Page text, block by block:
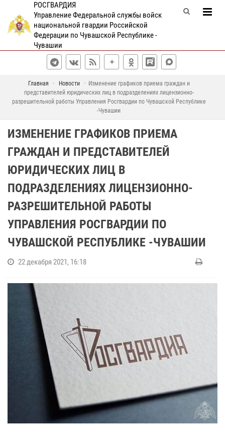
РОСГВАРДИЯ
Управление Федеральной службы войск
национальной гвардии Российской
Федерации по Чувашской Республике -
Чувашии
Главная Новости
Изменение графиков приема граждан и
представителей юридических лиц в подразделениях лицензионно-
разрешительной работы Управления Росгвардии по Чувашской Республике
-Чувашии
ИЗМЕНЕНИЕ ГРАФИКОВ ПРИЕМА
ГРАЖДАН И ПРЕДСТАВИТЕЛЕЙ
ЮРИДИЧЕСКИХ ЛИЦ В
ПОДРАЗДЕЛЕНИЯХ ЛИЦЕНЗИОННО-
РАЗРЕШИТЕЛЬНОЙ РАБОТЫ
УПРАВЛЕНИЯ РОСГВАРДИИ ПО
ЧУВАШСКОЙ РЕСПУБЛИКЕ -ЧУВАШИИ
22 декабря 2021, 16:18